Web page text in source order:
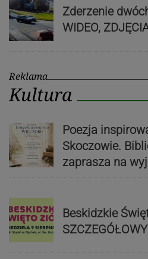
Zderzenie
WIDEO,
Reklama
Kultura
Poezja
Skoczowie.
zaprasza na
Beskidzkie